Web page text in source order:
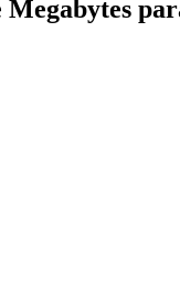
Megabytes